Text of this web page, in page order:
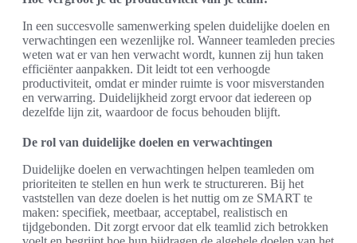
In een succesvolle samenwerking spelen duidelijke doelen en
verwachtingen een wezenlijke rol. Wanneer teamleden precies
weten wat er van hen verwacht wordt, kunnen zij hun taken
efficiënter aanpakken. Dit leidt tot een verhoogde
productiviteit, omdat er minder ruimte is voor misverstanden
en verwarring. Duidelijkheid zorgt ervoor dat iedereen op
dezelfde lijn zit, waardoor de focus behouden blijft.
De rol van duidelijke doelen en verwachtingen
Duidelijke doelen en verwachtingen helpen teamleden om
prioriteiten te stellen en hun werk te structureren. Bij het
vaststellen van deze doelen is het nuttig om ze SMART te
maken: specifiek, meetbaar, acceptabel, realistisch en
tijdgebonden. Dit zorgt ervoor dat elk teamlid zich betrokken